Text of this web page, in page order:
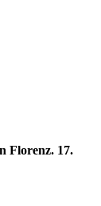
Florenz. 17.